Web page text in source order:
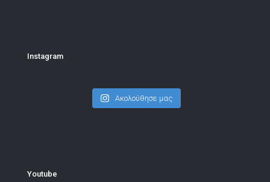
Instagram
Ακολούθησε μας
Youtube